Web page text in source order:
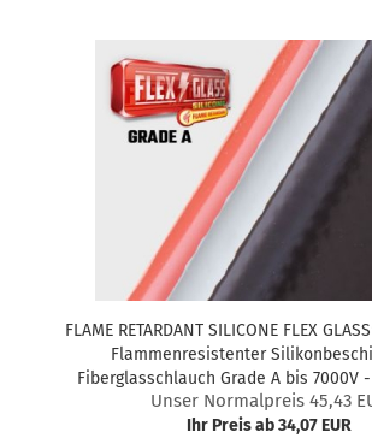
FLAME RETARDANT SILICONE FLEX
Flammenresistenter
Fiberglasschlauch Grade A bis 7000V
Unser Normalpreis 45,43
Ihr Preis ab 34,07 EUR